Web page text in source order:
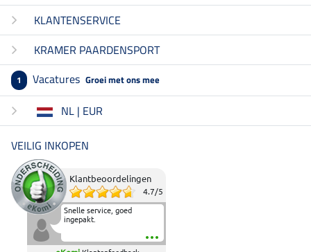
KLANTENSERVICE
KRAMER PAARDENSPORT
1 Vacatures Groei met ons mee
NL | EUR
VEILIG INKOPEN
Klantbeoordelingen
4.7/5
Snelle service, goed
ingepakt.